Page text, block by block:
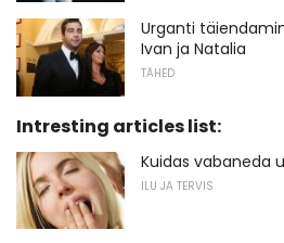
Urganti
Ivan ja Natalia
TÄHED
Intresting articles list:
Kuidas vabaneda
ILU JA TERVIS